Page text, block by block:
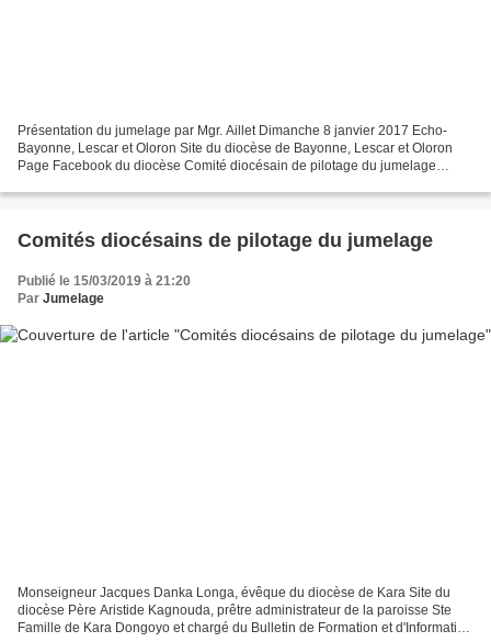
Présentation du jumelage par Mgr. Aillet Dimanche 8 janvier 2017 Echo-
Bayonne, Lescar et Oloron Site du diocèse de Bayonne, Lescar et Oloron
Page Facebook du diocèse Comité diocésain de pilotage du jumelage
Comités diocésains de pilotage du jumelage
Publié le 15/03/2019 à 21:20
Par Jumelage
Monseigneur Jacques Danka Longa, évêque du diocèse de Kara Site du
diocèse Père Aristide Kagnouda, prêtre administrateur de la paroisse Ste
Famille de Kara Dongoyo et chargé du Bulletin de Formation et d'Information